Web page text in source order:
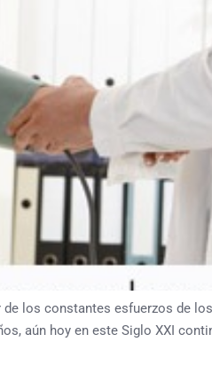
los constantes esfuerzos de
aún hoy en este Siglo XXI